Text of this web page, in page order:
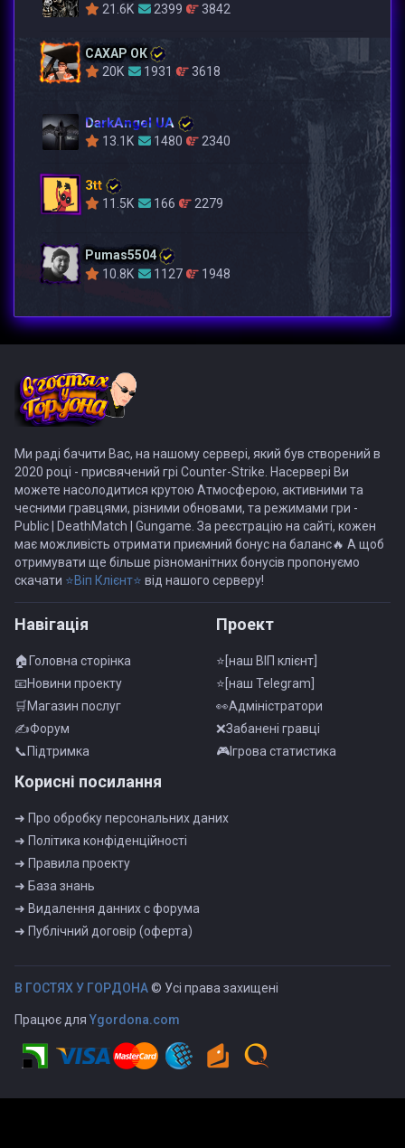
21.6K
2399 3842
САХАР ОК
20K
1931 3618
DarkAngel UA
13.1K 1480 2340
3tt
11.5K 166 2279
Pumas5504
10.8K
1127 1948
Ми раді бачити Вас, на нашому сервері, який був створений в
2020 році - присвячений грі Counter-Strike. Насервері Ви
можете насолодитися крутою Атмосферою, активними та
чесними гравцями, різними обновами, та режимами гри -
Public | DeathMatch | Gungame. За реєстрацію на сайті, кожен
має можливість отримати приємний бонус на баланс🔥 А щоб
отримувати ще більше різноманітних бонусів пропонуємо
скачати ⭐Віп Клієнт⭐ від нашого серверу!
Навiгацiя
🏠Головна сторінка
📧Новини проекту
🛒Магазин послуг
✍Форум
📞Пiдтримка
Проект
⭐[наш ВІП клієнт]
⭐[наш Telegram]
👀Адмiнiстратори
❌Забанені гравці
🎮Iгрова статистика
Корисні посилання
➜ Про обробку персональних даних
➜ Полiтика конфiденцiйностi
➜ Правила проекту
➜ База знань
➜ Видалення данних с форума
➜ Публiчний договiр (оферта)
B ГOCTЯX У ГOPДOHA© Усі права захищені
Працює для Ygordona.com